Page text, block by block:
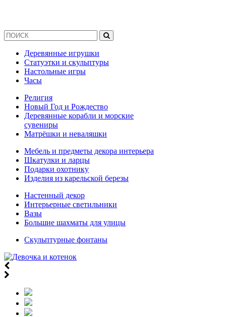
Деревянные игрушки
Статуэтки и скульптуры
Настольные игры
Часы
Религия
Новый Год и Рождество
Деревянные корабли и морские
сувениры
Матрёшки и неваляшки
Мебель и предметы декора интерьера
Шкатулки и ларцы
Подарки охотнику
Изделия из карельской березы
Настенный декор
Интерьерные светильники
Вазы
Большие шахматы для улицы
Скульптурные фонтаны